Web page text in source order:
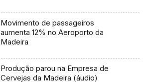
Movimento de passageiros
aumenta 12% no Aeroporto da
Madeira
Produção parou na Empresa de
Cervejas da Madeira (áudio)